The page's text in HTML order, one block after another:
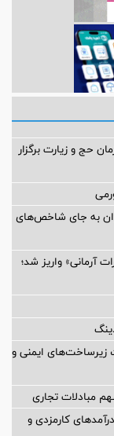
حج و زیارت برگزار
به جای شاخص‌های
آرمانی» واریز شد؛
زیرساخت‌های ایمنی و
مبادلات تجاری
درآمدهای کارمزدی و